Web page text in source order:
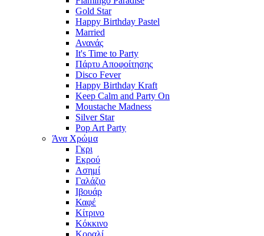
Gold Star
Happy Birthday Pastel
Married
Ανανάς
It's Time to Party
Πάρτυ Αποφοίτησης
Disco Fever
Happy Birthday Kraft
Keep Calm and Party On
Moustache Madness
Silver Star
Pop Art Party
Άνα Χρώμα
Γκρι
Εκρού
Ασημί
Γαλάζιο
Ιβουάρ
Καφέ
Κίτρινο
Κόκκινο